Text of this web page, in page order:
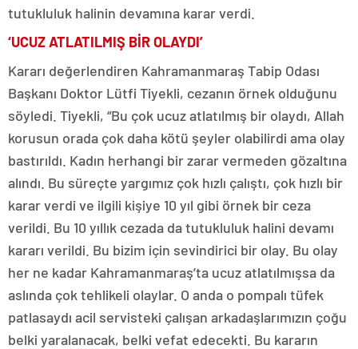
tutukluluk halinin devamına karar verdi.
‘UCUZ ATLATILMIŞ BİR OLAYDI’
Kararı değerlendiren Kahramanmaraş Tabip Odası
Başkanı Doktor Lütfi Tiyekli, cezanın örnek olduğunu
söyledi. Tiyekli, “Bu çok ucuz atlatılmış bir olaydı, Allah
korusun orada çok daha kötü şeyler olabilirdi ama olay
bastırıldı. Kadın herhangi bir zarar vermeden gözaltına
alındı. Bu süreçte yargımız çok hızlı çalıştı, çok hızlı bir
karar verdi ve ilgili kişiye 10 yıl gibi örnek bir ceza
verildi. Bu 10 yıllık cezada da tutukluluk halini devamı
kararı verildi. Bu bizim için sevindirici bir olay. Bu olay
her ne kadar Kahramanmaraş’ta ucuz atlatılmışsa da
aslında çok tehlikeli olaylar. O anda o pompalı tüfek
patlasaydı acil servisteki çalışan arkadaşlarımızın çoğu
belki yaralanacak, belki vefat edecekti. Bu kararın